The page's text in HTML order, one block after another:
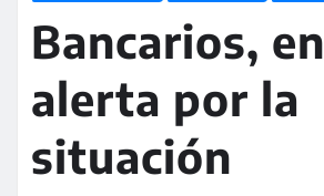
Bancarios, en
alerta por la
situación